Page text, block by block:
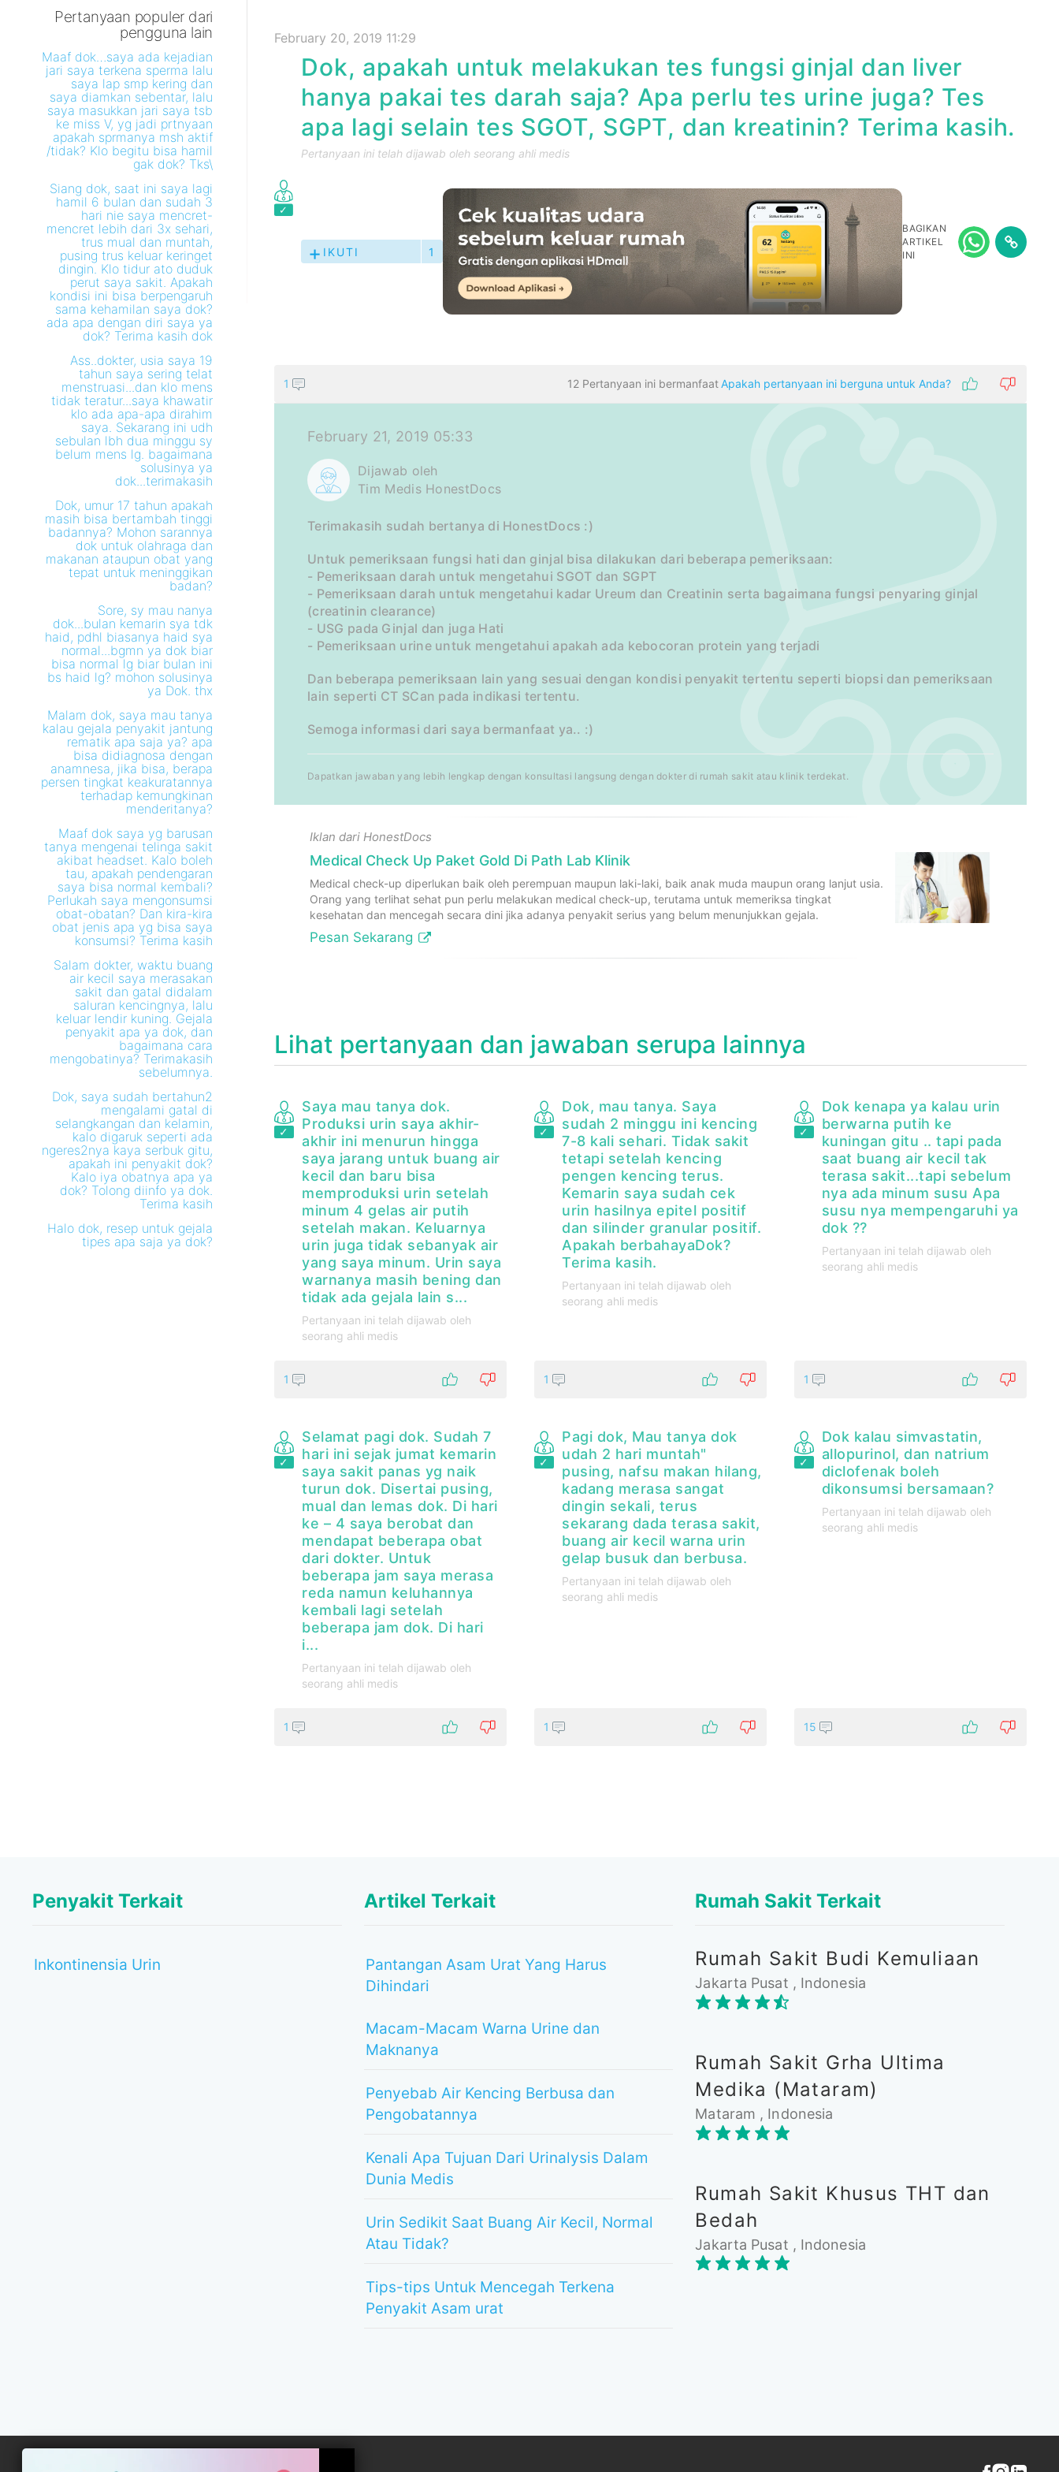
Pertanyaan populer dari
pengguna lain
Maaf dok…saya ada kejadian
jari saya terkena sperma lalu
saya lap smp kering dan
saya diamkan sebentar, lalu
saya masukkan jari saya tsb
ke miss V, yg jadi prtnyaan
apakah sprmanya msh aktif
/tidak? Klo begitu bisa hamil
gak dok? Tks\
Siang dok, saat ini saya lagi
hamil 6 bulan dan sudah 3
hari nie saya mencret-
mencret lebih dari 3x sehari,
trus mual dan muntah,
pusing trus keluar keringet
dingin. Klo tidur ato duduk
perut saya sakit. Apakah
kondisi ini bisa berpengaruh
sama kehamilan saya dok?
ada apa dengan diri saya ya
dok? Terima kasih dok
Ass..dokter, usia saya 19
tahun saya sering telat
menstruasi...dan klo mens
tidak teratur...saya khawatir
klo ada apa-apa dirahim
saya. Sekarang ini udh
sebulan lbh dua minggu sy
belum mens lg. bagaimana
solusinya ya
dok...terimakasih
Dok, umur 17 tahun apakah
masih bisa bertambah tinggi
badannya? Mohon sarannya
dok untuk olahraga dan
makanan ataupun obat yang
tepat untuk meninggikan
badan?
Sore, sy mau nanya
dok...bulan kemarin sya tdk
haid, pdhl biasanya haid sya
normal...bgmn ya dok biar
bisa normal lg biar bulan ini
bs haid lg? mohon solusinya
ya Dok. thx
Malam dok, saya mau tanya
kalau gejala penyakit jantung
rematik apa saja ya? apa
bisa didiagnosa dengan
anamnesa, jika bisa, berapa
persen tingkat keakuratannya
terhadap kemungkinan
menderitanya?
Maaf dok saya yg barusan
tanya mengenai telinga sakit
akibat headset. Kalo boleh
tau, apakah pendengaran
saya bisa normal kembali?
Perlukah saya mengonsumsi
obat-obatan? Dan kira-kira
obat jenis apa yg bisa saya
konsumsi? Terima kasih
Salam dokter, waktu buang
air kecil saya merasakan
sakit dan gatal didalam
saluran kencingnya, lalu
keluar lendir kuning. Gejala
penyakit apa ya dok, dan
bagaimana cara
mengobatinya? Terimakasih
sebelumnya.
Dok, saya sudah bertahun2
mengalami gatal di
selangkangan dan kelamin,
kalo digaruk seperti ada
ngeres2nya kaya serbuk gitu,
apakah ini penyakit dok?
Kalo iya obatnya apa ya
dok? Tolong diinfo ya dok.
Terima kasih
Halo dok, resep untuk gejala
tipes apa saja ya dok?
February 20, 2019 11:29
Dok, apakah untuk melakukan tes fungsi ginjal dan liver
hanya pakai tes darah saja? Apa perlu tes urine juga? Tes
apa lagi selain tes SGOT, SGPT, dan kreatinin? Terima kasih.
Pertanyaan ini telah dijawab oleh seorang ahli medis
IKUTI
PERTANYAAN
1
BAGIKAN
ARTIKEL
INI
1 12 Pertanyaan ini bermanfaat Apakah pertanyaan ini berguna untuk Anda?
February 21, 2019 05:33
Dijawab oleh
Tim Medis HonestDocs
Terimakasih sudah bertanya di HonestDocs :)
Untuk pemeriksaan fungsi hati dan ginjal bisa dilakukan dari beberapa pemeriksaan:
- Pemeriksaan darah untuk mengetahui SGOT dan SGPT
- Pemeriksaan darah untuk mengetahui kadar Ureum dan Creatinin serta bagaimana fungsi penyaring ginjal
(creatinin clearance)
- USG pada Ginjal dan juga Hati
- Pemeriksaan urine untuk mengetahui apakah ada kebocoran protein yang terjadi
Dan beberapa pemeriksaan lain yang sesuai dengan kondisi penyakit tertentu seperti biopsi dan pemeriksaan
lain seperti CT SCan pada indikasi tertentu.
Semoga informasi dari saya bermanfaat ya.. :)
Dapatkan jawaban yang lebih lengkap dengan konsultasi langsung dengan dokter di rumah sakit atau klinik terdekat.
Iklan dari HonestDocs
Medical Check Up Paket Gold Di Path Lab Klinik
Medical check-up diperlukan baik oleh perempuan maupun laki-laki, baik anak muda maupun orang lanjut usia.
Orang yang terlihat sehat pun perlu melakukan medical check-up, terutama untuk memeriksa tingkat
kesehatan dan mencegah secara dini jika adanya penyakit serius yang belum menunjukkan gejala.
Pesan Sekarang
Lihat pertanyaan dan jawaban serupa lainnya
Saya mau tanya dok.
Produksi urin saya akhir-
akhir ini menurun hingga
saya jarang untuk buang air
kecil dan baru bisa
memproduksi urin setelah
minum 4 gelas air putih
setelah makan. Keluarnya
urin juga tidak sebanyak air
yang saya minum. Urin saya
warnanya masih bening dan
tidak ada gejala lain s...
Pertanyaan ini telah dijawab oleh
seorang ahli medis
1
Dok, mau tanya. Saya
sudah 2 minggu ini kencing
7-8 kali sehari. Tidak sakit
tetapi setelah kencing
pengen kencing terus.
Kemarin saya sudah cek
urin hasilnya epitel positif
dan silinder granular positif.
Apakah berbahayaDok?
Terima kasih.
Pertanyaan ini telah dijawab oleh
seorang ahli medis
1
Dok kenapa ya kalau urin
berwarna putih ke
kuningan gitu .. tapi pada
saat buang air kecil tak
terasa sakit...tapi sebelum
nya ada minum susu Apa
susu nya mempengaruhi ya
dok ??
Pertanyaan ini telah dijawab oleh
seorang ahli medis
1
Selamat pagi dok. Sudah 7
hari ini sejak jumat kemarin
saya sakit panas yg naik
turun dok. Disertai pusing,
mual dan lemas dok. Di hari
ke – 4 saya berobat dan
mendapat beberapa obat
dari dokter. Untuk
beberapa jam saya merasa
reda namun keluhannya
kembali lagi setelah
beberapa jam dok. Di hari
i...
Pertanyaan ini telah dijawab oleh
seorang ahli medis
1
Pagi dok, Mau tanya dok
udah 2 hari muntah"
pusing, nafsu makan hilang,
kadang merasa sangat
dingin sekali, terus
sekarang dada terasa sakit,
buang air kecil warna urin
gelap busuk dan berbusa.
Pertanyaan ini telah dijawab oleh
seorang ahli medis
1
Dok kalau simvastatin,
allopurinol, dan natrium
diclofenak boleh
dikonsumsi bersamaan?
Pertanyaan ini telah dijawab oleh
seorang ahli medis
15
Penyakit Terkait
Inkontinensia Urin
Artikel Terkait
Pantangan Asam Urat Yang Harus
Dihindari
Macam-Macam Warna Urine dan
Maknanya
Penyebab Air Kencing Berbusa dan
Pengobatannya
Kenali Apa Tujuan Dari Urinalysis Dalam
Dunia Medis
Urin Sedikit Saat Buang Air Kecil, Normal
Atau Tidak?
Tips-tips Untuk Mencegah Terkena
Penyakit Asam urat
Rumah Sakit Terkait
Rumah Sakit Budi Kemuliaan
Jakarta Pusat , Indonesia
Rumah Sakit Grha Ultima
Medika (Mataram)
Mataram , Indonesia
Rumah Sakit Khusus THT dan
Bedah
Jakarta Pusat , Indonesia